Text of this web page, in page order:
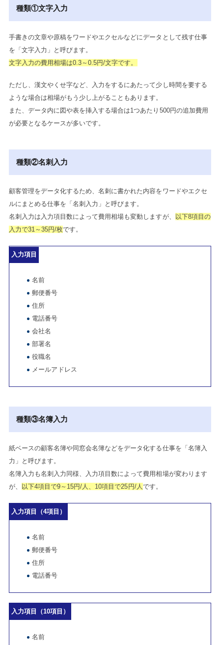
種類①文字入力
手書きの文章や原稿をワードやエクセルなどにデータとして残す仕事
を「文字入力」と呼びます。
文字入力の費用相場は0.3～0.5円/文字です。
ただし、漢文やくせ字など、入力をするにあたって少し時間を要する
ような場合は相場がもう少し上がることもあります。
また、データ内に図や表を挿入する場合は1つあたり500円の追加費用
が必要となるケースが多いです。
種類②名刺入力
顧客管理をデータ化するため、名刺に書かれた内容をワードやエクセ
ルにまとめる仕事を「名刺入力」と呼びます。
名刺入力は入力項目数によって費用相場も変動しますが、
以下8項目の
入力で31～35円/枚です。
入力項目
名前
郵便番号
住所
電話番号
会社名
部署名
役職名
メールアドレス
種類③名簿入力
紙ベースの顧客名簿や同窓会名簿などをデータ化する仕事を「名簿入
力」と呼びます。
名簿入力も名刺入力同様、入力項目数によって費用相場が変わります
が、
以下4項目で9～15円/人、10項目で25円/人です。
入力項目（4項目）
名前
郵便番号
住所
電話番号
入力項目（10項目）
名前